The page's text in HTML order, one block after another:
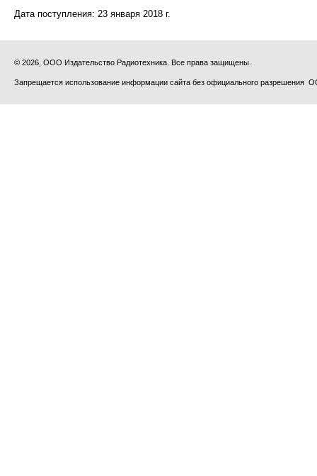
Дата поступления: 23 января 2018 г.
© 2026, ООО Издательство Радиотехника. Все права защищены.
Запрещается использование информации сайта без официального разрешения